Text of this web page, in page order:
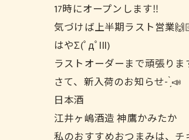
17時にオープンします‼️
気づけば上半期ラスト営業
はやΣ(ﾟдﾟlll)
ラストオーダーまで頑張りま
さて、新入荷のお知らせ- ̗̀📣
日本酒
江井ヶ嶋酒造 神鷹かみたか